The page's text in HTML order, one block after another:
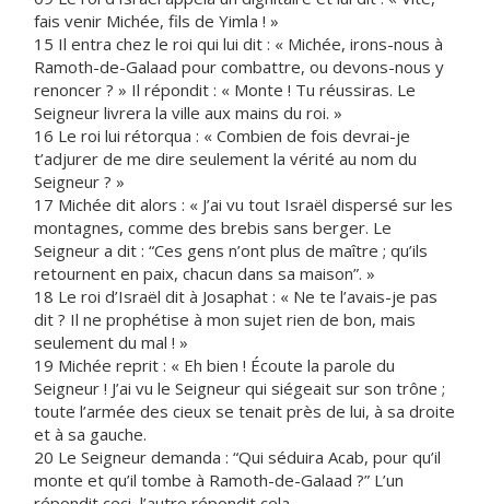
fais venir Michée, fils de Yimla ! »
15 Il entra chez le roi qui lui dit : « Michée, irons-nous à
Ramoth-de-Galaad pour combattre, ou devons-nous y
renoncer ? » Il répondit : « Monte ! Tu réussiras. Le
Seigneur livrera la ville aux mains du roi. »
16 Le roi lui rétorqua : « Combien de fois devrai-je
t’adjurer de me dire seulement la vérité au nom du
Seigneur ? »
17 Michée dit alors : « J’ai vu tout Israël dispersé sur les
montagnes, comme des brebis sans berger. Le
Seigneur a dit : “Ces gens n’ont plus de maître ; qu’ils
retournent en paix, chacun dans sa maison”. »
18 Le roi d’Israël dit à Josaphat : « Ne te l’avais-je pas
dit ? Il ne prophétise à mon sujet rien de bon, mais
seulement du mal ! »
19 Michée reprit : « Eh bien ! Écoute la parole du
Seigneur ! J’ai vu le Seigneur qui siégeait sur son trône ;
toute l’armée des cieux se tenait près de lui, à sa droite
et à sa gauche.
20 Le Seigneur demanda : “Qui séduira Acab, pour qu’il
monte et qu’il tombe à Ramoth-de-Galaad ?” L’un